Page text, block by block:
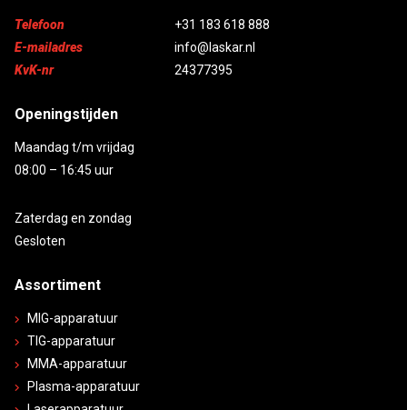
Telefoon
+31 183 618 888
E-mailadres
info@laskar.nl
KvK-nr
24377395
Openingstijden
Maandag t/m vrijdag
08:00 – 16:45 uur
Zaterdag en zondag
Gesloten
Assortiment
MIG-apparatuur
TIG-apparatuur
MMA-apparatuur
Plasma-apparatuur